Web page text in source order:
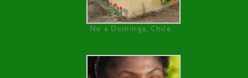
No a Dominga, Chile